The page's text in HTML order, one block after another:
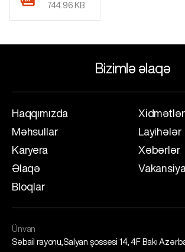
744.96 KB
Bizimlə əlaqə
Haqqımızda
Xidmətlər
Məhsullar
Layihələr
Karyera
Xəbərlər
Əlaqə
Bloqlar
Ünvan
Səbail rayonu,Salyan şossesi 14, 4F Bakı